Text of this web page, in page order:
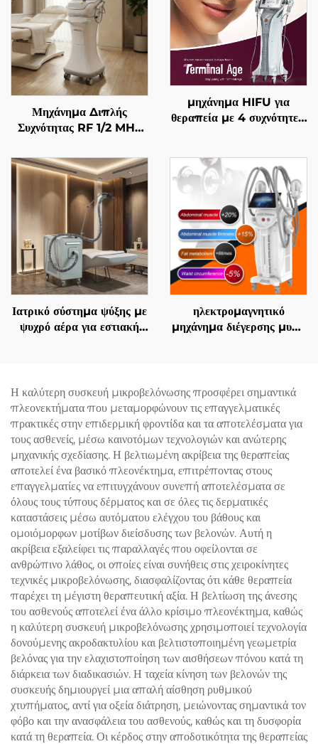
Μηχάνημα Διπλής
Συχνότητας RF 1/2 MHz
για Αναζωογόνηση του
Προσώπου
μηχάνημα HIFU για
θεραπεία με 4 συχνότητες,
δέρματος, αναδιαμόρφωση
σώματος και
αντιμετώπιση γήρανσης
Ιατρικό σύστημα ψύξης με
ψυχρό αέρα για εστιακή
προστασία του επιδερμίδα
και συνεχή, μη επαφόμενη
χρήση σε κλινικές
ηλεκτρομαγνητικό
μηχάνημα διέγερσης μυών
Η καλύτερη συσκευή μικροβελόνωσης προσφέρει σημαντικά
πλεονεκτήματα που μεταμορφώνουν τις επαγγελματικές
πρακτικές στην επιδερμική φροντίδα και τα αποτελέσματα για
τους ασθενείς, μέσω καινοτόμων τεχνολογιών και ανώτερης
μηχανικής σχεδίασης. Η βελτιωμένη ακρίβεια της θεραπείας
αποτελεί ένα βασικό πλεονέκτημα, επιτρέποντας στους
επαγγελματίες να επιτυγχάνουν συνεπή αποτελέσματα σε
όλους τους τύπους δέρματος και σε όλες τις δερματικές
καταστάσεις μέσω αυτόματου ελέγχου του βάθους και
ομοιόμορφων μοτίβων διείσδυσης των βελονών. Αυτή η
ακρίβεια εξαλείφει τις παραλλαγές που οφείλονται σε
ανθρώπινο λάθος, οι οποίες είναι συνήθεις στις χειροκίνητες
τεχνικές μικροβελόνωσης, διασφαλίζοντας ότι κάθε θεραπεία
παρέχει τη μέγιστη θεραπευτική αξία. Η βελτίωση της άνεσης
του ασθενούς αποτελεί ένα άλλο κρίσιμο πλεονέκτημα, καθώς
η καλύτερη συσκευή μικροβελόνωσης χρησιμοποιεί τεχνολογία
δονούμενης ακροδακτυλίου και βελτιστοποιημένη γεωμετρία
βελόνας για την ελαχιστοποίηση των αισθήσεων πόνου κατά τη
διάρκεια των διαδικασιών. Η ταχεία κίνηση των βελονών της
συσκευής δημιουργεί μια απαλή αίσθηση ρυθμικού
χτυπήματος, αντί για οξεία διάτρηση, μειώνοντας σημαντικά τον
φόβο και την ανασφάλεια του ασθενούς, καθώς και τη δυσφορία
κατά τη θεραπεία. Οι κέρδος στην αποδοτικότητα της θεραπείας